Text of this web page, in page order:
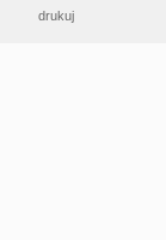
drukuj